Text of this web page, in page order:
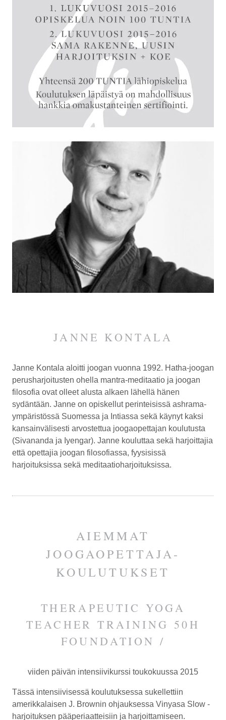
JANNE KONTALA
Janne Kontala aloitti joogan vuonna 1992. Hatha-joogan
perusharjoitusten ohella mantra-meditaatio ja joogan
filosofia ovat olleet alusta alkaen lähellä hänen
sydäntään. Janne on opiskellut perinteisissä ashrama-
ympäristössä Suomessa ja Intiassa sekä käynyt kaksi
kansainvälisesti arvostettua joogaopettajan koulutusta
(Sivananda ja Iyengar). Janne kouluttaa sekä harjoittajia
että opettajia joogan filosofiassa, fyysisissä
harjoituksissa sekä meditaatioharjoituksissa.
AIEMMAT
JOOGAOPETTAJA-
KOULUTUKSET
THERAPEUTIC YOGA
TEACHER TRAINING 50H
FOUNDATION /
viiden päivän intensiivikurssi toukokuussa 2015
Tässä intensiivisessä koulutuksessa sukellettiin
amerikkalaisen J. Brownin ohjauksessa Vinyasa Slow -
harjoituksen pääperiaatteisiin ja harjoittamiseen.